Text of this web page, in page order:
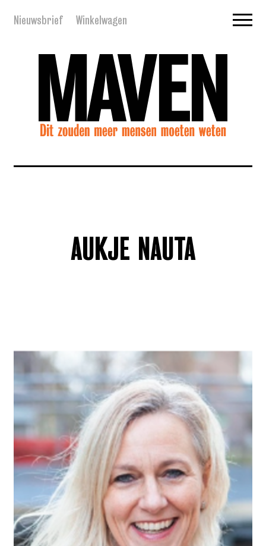
Nieuwsbrief Winkelwagen
AUKJE NAUTA